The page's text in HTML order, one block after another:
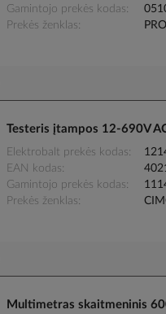
Gamintojo prekės kodas
Prekės ženklas
Testeris įtampos 12-690V
Elektrobalt prekės kodas
EAN kodas
Gamintojo prekės kodas
Prekės ženklas
Multimetras skaitmeninis